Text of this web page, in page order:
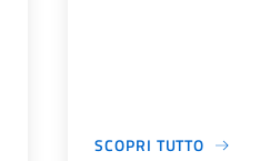
SCOPRI TUTTO